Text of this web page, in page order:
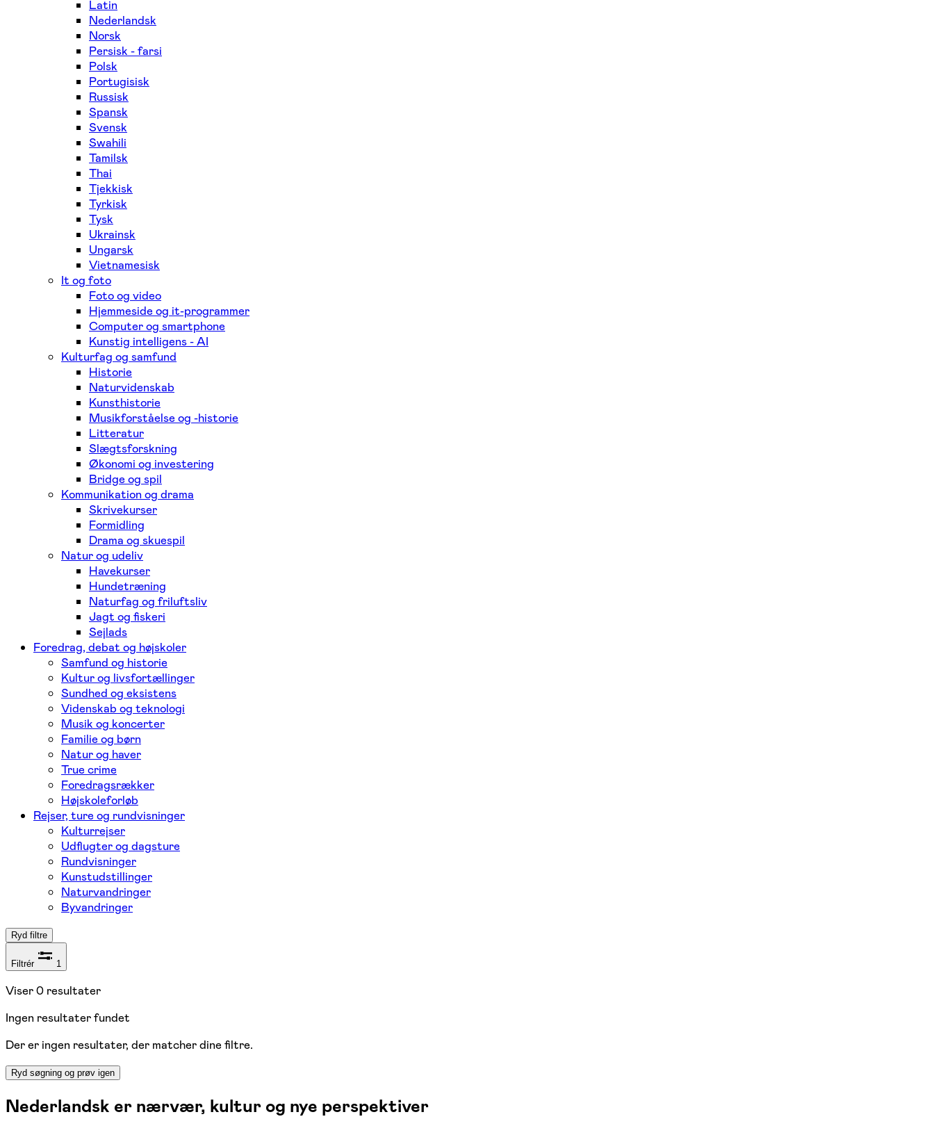
Latin
Nederlandsk
Norsk
Persisk - farsi
Polsk
Portugisisk
Russisk
Spansk
Svensk
Swahili
Tamilsk
Thai
Tjekkisk
Tyrkisk
Tysk
Ukrainsk
Ungarsk
Vietnamesisk
It og foto
Foto og video
Hjemmeside og it-programmer
Computer og smartphone
Kunstig intelligens - AI
Kulturfag og samfund
Historie
Naturvidenskab
Kunsthistorie
Musikforståelse og -historie
Litteratur
Slægtsforskning
Økonomi og investering
Bridge og spil
Kommunikation og drama
Skrivekurser
Formidling
Drama og skuespil
Natur og udeliv
Havekurser
Hundetræning
Naturfag og friluftsliv
Jagt og fiskeri
Sejlads
Foredrag, debat og højskoler
Samfund og historie
Kultur og livsfortællinger
Sundhed og eksistens
Videnskab og teknologi
Musik og koncerter
Familie og børn
Natur og haver
True crime
Foredragsrækker
Højskoleforløb
Rejser, ture og rundvisninger
Kulturrejser
Udflugter og dagsture
Rundvisninger
Kunstudstillinger
Naturvandringer
Byvandringer
Ryd filtre
Filtrér 1
Viser0 resultater
Ingen resultater fundet
Der er ingen resultater, der matcher dine filtre.
Ryd søgning og prøv igen
Nederlandsk er nærvær, kultur og nye perspektiver